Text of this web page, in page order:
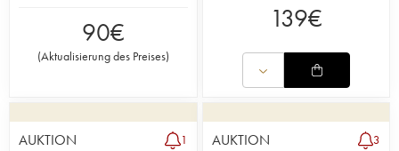
90€
(Aktualisierung des Preises)
139€
AUKTION 1 AUKTION 3